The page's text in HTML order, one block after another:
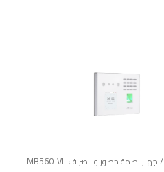
/ جهاز بصمة حضور و انصراف MB560-VL